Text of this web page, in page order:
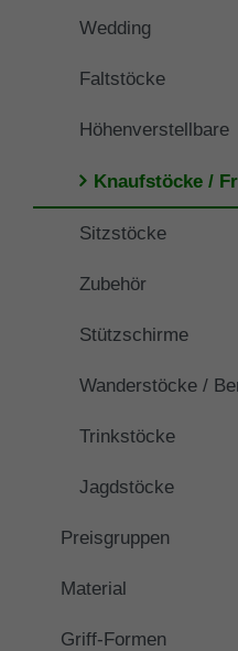
Wedding
Faltstöcke
Höhenverstellbare
Knaufstöcke /
Sitzstöcke
Zubehör
Stützschirme
Wanderstöcke /
Trinkstöcke
Jagdstöcke
Preisgruppen
Material
Griff-Formen